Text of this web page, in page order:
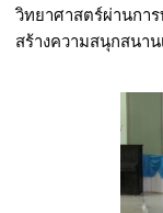
วิทยาศาสตร์ผ่านกา
สร้างความสนุกสนา